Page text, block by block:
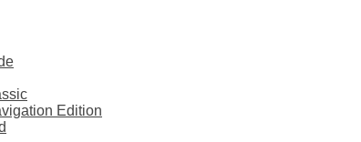
Edition